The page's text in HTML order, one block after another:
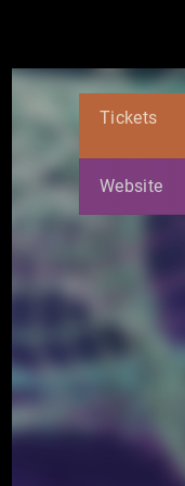
Tickets
Website